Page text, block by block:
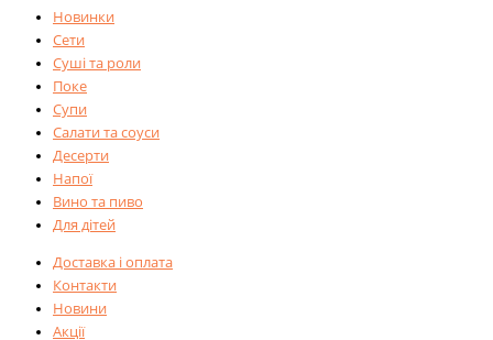
Новинки
Сети
Суші та роли
Поке
Супи
Салати та соуси
Десерти
Напої
Вино та пиво
Для дітей
Доставка і оплата
Контакти
Новини
Акції